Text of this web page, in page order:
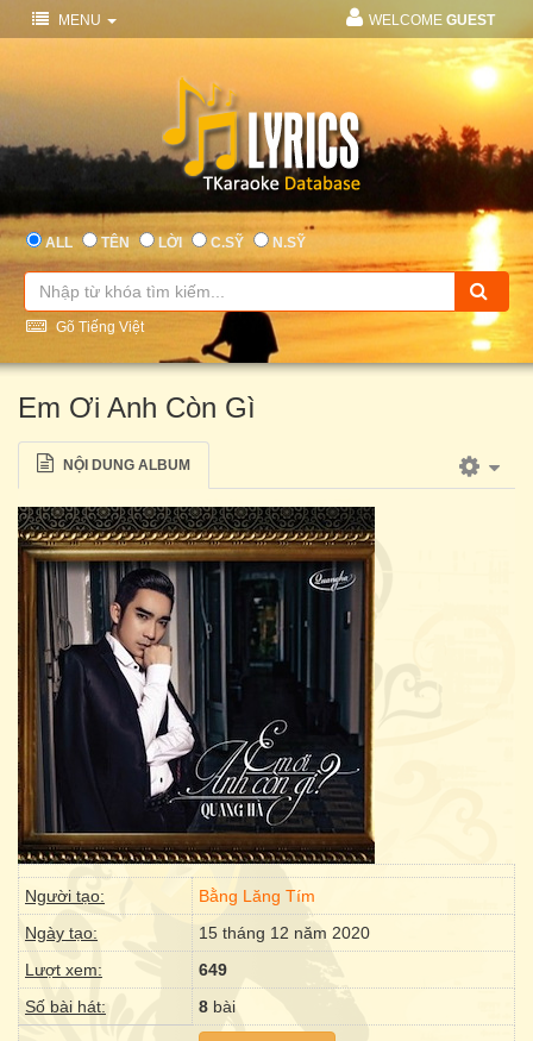
MENU WELCOME GUEST
ALL TÊN LỜI C.SỸ N.SỸ
Gõ Tiếng Việt
Em Ơi Anh Còn Gì
NỘI DUNG ALBUM
Người tạo:
Bằng Lăng Tím
Ngày tạo:
15 tháng 12 năm 2020
Lượt xem:
649
Số bài hát:
8 bài